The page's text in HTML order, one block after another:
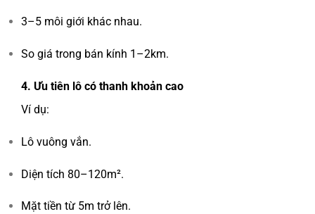
3–5 môi giới khác nhau.
So giá trong bán kính 1–2km.
4. Ưu tiên lô có thanh khoản cao
Ví dụ:
Lô vuông vắn.
Diện tích 80–120m².
Mặt tiền từ 5m trở lên.